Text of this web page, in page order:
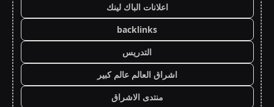
اعلانات الباك لينك
backlinks
التدريس
اشراق العالم عالم كبير
منتدى الاشراق